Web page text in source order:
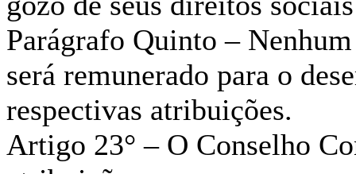
Parágrafo Quinto –
será remunerado para o
respectivas atribuições.
Artigo 23° – O Conselho